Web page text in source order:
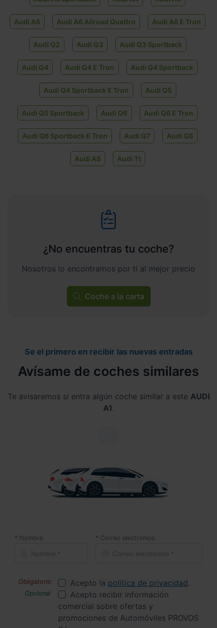
Audi A6 Audi A6 Allroad Quattro Audi A6 E Tron
Audi Q2 Audi Q3 Audi Q3 Sportback
Audi Q4 Audi Q4 E Tron Audi Q4 Sportback
Audi Q4 Sportback E Tron Audi Q5
Audi Q5 Sportback Audi Q6 Audi Q6 E Tron
Audi Q6 Sportback E Tron Audi Q7 Audi Q8
Audi A8 Audi Tt
¿No encuentras tu coche?
Nosotros lo encontramos por ti al mejor precio
Coche a la carta
Se el primero en recibir las nuevas entradas
Avísame de coches similares
Te avisaremos si entra algún coche similar a este AUDI
A1.
Nombre Correo electrónico
Acepto la política de privacidad.
Acepto recibir información
comercial sobre ofertas y
promociones de Automóviles PROVOS